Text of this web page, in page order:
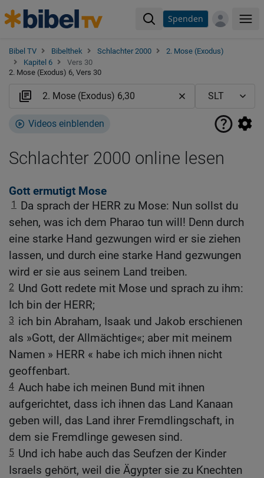
Spenden
Bibel TV Bibelthek Schlachter 2000
2. Mose (Exodus)
Kapitel 6
Vers 30
2. Mose (Exodus) 6, Vers 30
Videos einblenden
Schlachter 2000 online lesen
Gott ermutigt Mose
1
Da sprach der HERR zu Mose: Nun sollst du
sehen, was ich dem Pharao tun will! Denn durch
eine starke Hand gezwungen wird er sie ziehen
lassen, und durch eine starke Hand gezwungen
wird er sie aus seinem Land treiben.
2 Und Gott redete mit Mose und sprach zu ihm:
Ich bin der HERR;
3 ich bin Abraham, Isaak und Jakob erschienen
als »Gott, der Allmächtige«; aber mit meinem
Namen » HERR « habe ich mich ihnen nicht
geoffenbart.
4 Auch habe ich meinen Bund mit ihnen
aufgerichtet, dass ich ihnen das Land Kanaan
geben will, das Land ihrer Fremdlingschaft, in
dem sie Fremdlinge gewesen sind.
5 Und ich habe auch das Seufzen der Kinder
Israels gehört, weil die Ägypter sie zu Knechten